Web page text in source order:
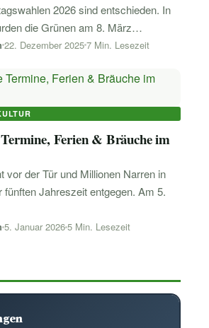
2026 sind entschieden. In
die Grünen am 8. März…
22. Dezember 20257 Min. Lesezeit
Ferien & Bräuche im
vor der Tür und Millionen Narren in
Jahreszeit entgegen. Am 5.
5. Januar 20265 Min. Lesezeit